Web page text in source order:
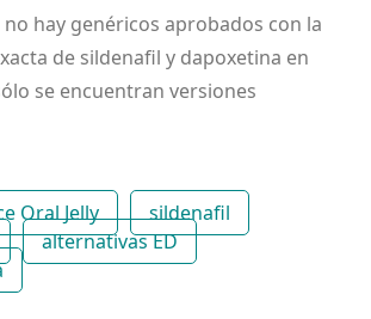
no hay genéricos aprobados con la
de sildenafil y dapoxetina en
se encuentran versiones
Oral Jelly
sildenafil
alternativas ED